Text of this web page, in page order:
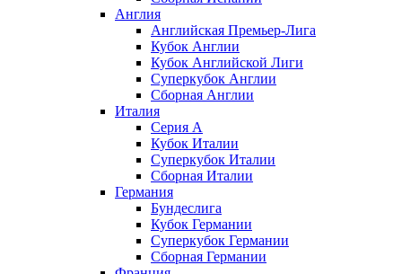
Англия
Английская Премьер-Лига
Кубок Англии
Кубок Английской Лиги
Суперкубок Англии
Сборная Англии
Италия
Серия А
Кубок Италии
Суперкубок Италии
Сборная Италии
Германия
Бундеслига
Кубок Германии
Суперкубок Германии
Сборная Германии